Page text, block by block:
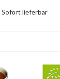
Sofort lieferbar